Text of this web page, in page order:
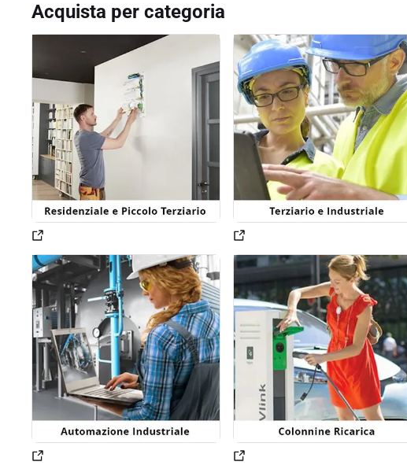
Acquista per categoria